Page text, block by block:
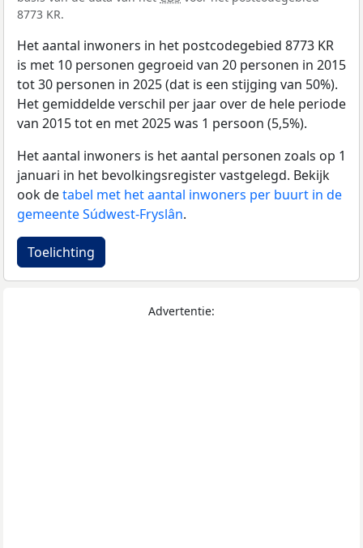
8773 KR.
Het aantal inwoners in het postcodegebied 8773 KR
is met 10 personen gegroeid van 20 personen in 2015
tot 30 personen in 2025 (dat is een stijging van 50%).
Het gemiddelde verschil per jaar over de hele periode
van 2015 tot en met 2025 was 1 persoon (5,5%).
Het aantal inwoners is het aantal personen zoals op 1
januari in het bevolkingsregister vastgelegd. Bekijk
ook detabel met het aantal inwoners per buurt in de
gemeente Súdwest-Fryslân.
Toelichting
Advertentie: